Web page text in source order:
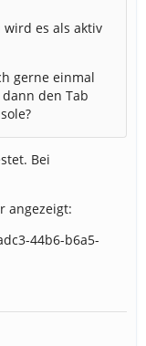
es als aktiv
gerne einmal
den Tab
Bei
angezeigt:
44b6-b6a5-